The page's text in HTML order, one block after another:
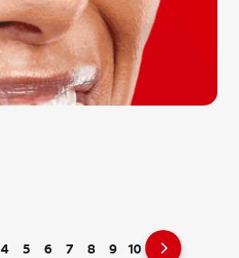
4 5 6 7 8 9 10